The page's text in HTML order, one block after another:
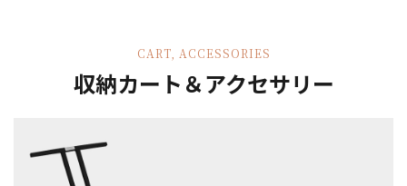
CART, ACCESSORIES
収納カート＆アクセサリー